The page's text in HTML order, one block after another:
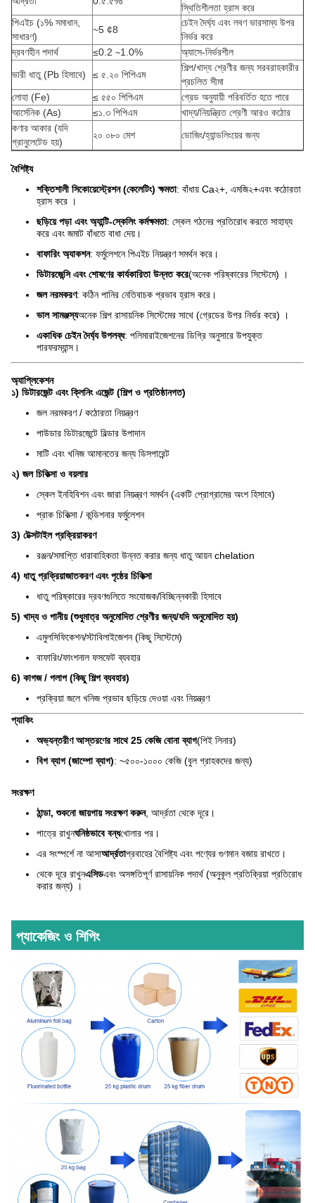
স্থিতিশীলতা হ্রাস করে
পিএইচ (১% সমাধান,
সাধারণ)
~5 ¢8
চেইন দৈর্ঘ্য এবং লবণ ভারসাম্য উপর
নির্ভর করে
দ্রবণহীন পদার্থ
≤0.2 ∼1.0%
অ্যাসে-নির্ভরশীল
ভারী ধাতু (Pb হিসাবে)
≤ ৫.২০ পিপিএম
শিল্প/খাদ্য শ্রেণীর জন্য সরবরাহকারীর
প্রচলিত সীমা
লোহা (Fe)
≤ ৫৫০ পিপিএম
গ্রেড অনুযায়ী পরিবর্তিত হতে পারে
আর্সেনিক (As)
≤১.৩ পিপিএম
খাদ্য/নিয়ন্ত্রিত শ্রেণী আরও কঠোর
কণার আকার (যদি
গ্রানুলেটেড হয়)
২০ ০৮০ মেশ ডোজিং/হ্যান্ডলিংয়ের জন্য
বৈশিষ্ট্য
শক্তিশালী সিকোয়েস্ট্রেশন (কেলেটিং) ক্ষমতা: বাঁধায় Ca২+ , এমজি২+এবং কঠোরতা
হ্রাস করে ।
ছড়িয়ে পড়া এবং অ্যান্টি-স্কেলিং কর্মক্ষমতা: স্কেল গঠনের প্রতিরোধ করতে সাহায্য
করে এবং জমাট বাঁধতে বাধা দেয়।
বাফারিং অ্যাকশন: ফর্মুলেশনে পিএইচ নিয়ন্ত্রণ সমর্থন করে।
ডিটারজেন্সি এবং শোষণের কার্যকারিতা উন্নত করে(অনেক পরিষ্কারের সিস্টেমে) ।
জল নরমকরণ: কঠিন পানির নেতিবাচক প্রভাব হ্রাস করে।
ভাল সামঞ্জস্যঅনেক শিল্প রাসায়নিক সিস্টেমের সাথে (গ্রেডের উপর নির্ভর করে) ।
একাধিক চেইন দৈর্ঘ্য উপলব্ধ: পলিমারাইজেশনের ডিগ্রি অনুসারে উপযুক্ত
পারফরম্যান্স।
অ্যাপ্লিকেশন
১) ডিটারজেন্ট এবং ক্লিনিং এজেন্ট (শিল্প ও প্রতিষ্ঠানগত)
জল নরমকরণ / কঠোরতা নিয়ন্ত্রণ
পাউডার ডিটারজেন্টে বিল্ডার উপাদান
মাটি এবং খনিজ আমানতের জন্য ডিসপারেন্ট
২) জল চিকিত্সা ও বয়লার
স্কেল ইনহিবিশন এবং জারা নিয়ন্ত্রণ সমর্থন (একটি প্রোগ্রামের অংশ হিসাবে)
প্রাক চিকিত্সা / কন্ডিশনার ফর্মুলেশন
3) টেক্সটাইল প্রক্রিয়াকরণ
রঞ্জন/সমাপ্তি ধারাবাহিকতা উন্নত করার জন্য ধাতু আয়ন chelation
4) ধাতু প্রক্রিয়াজাতকরণ এবং পৃষ্ঠের চিকিত্সা
ধাতু পরিষ্কারের দ্রবণগুলিতে সংযোজক/বিচ্ছিন্নকারী হিসাবে
5) খাদ্য ও পানীয় (শুধুমাত্র অনুমোদিত শ্রেণীর জন্য/যদি অনুমোদিত হয়)
এমুলসিফিকেশন/স্টাবিলাইজেশন (কিছু সিস্টেমে)
বাফারিং/ফাংশনাল ফসফেট ব্যবহার
6) কাগজ / পলাপ (কিছু শিল্প ব্যবহার)
প্রক্রিয়া জলে খনিজ প্রভাব ছড়িয়ে দেওয়া এবং নিয়ন্ত্রণ
প্যাকিং
অভ্যন্তরীণ আস্তরণের সাথে 25 কেজি বোনা ব্যাগ(পিই লিনার)
বিগ ব্যাগ (জাম্পো ব্যাগ): ~৫০০-১০০০ কেজি (বুল গ্রাহকদের জন্য)
সংরক্ষণ
ঠান্ডা, শুকনো জায়গায় সংরক্ষণ করুন, আর্দ্রতা থেকে দূরে।
পাত্রে রাখুনঘনিষ্ঠভাবে বন্ধখোলার পর।
এর সংস্পর্শে না আসাআর্দ্রতাপ্রবাহের বৈশিষ্ট্য এবং পণ্যের গুণমান বজায় রাখতে।
থেকে দূরে রাখুনএসিডএবং অসঙ্গতিপূর্ণ রাসায়নিক পদার্থ (অনুকূল প্রতিক্রিয়া প্রতিরোধ
করার জন্য) ।
প্যাকেজিং ও শিপিং